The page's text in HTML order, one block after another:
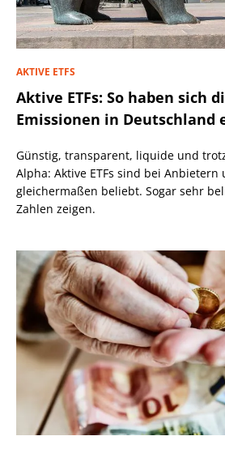
AKTIVE ETFS
Aktive ETFs: So haben sich
Emissionen in Deutschland
Günstig, transparent, liquide und
Alpha: Aktive ETFs sind bei Anbietern
gleichermaßen beliebt. Sogar sehr
Zahlen zeigen.